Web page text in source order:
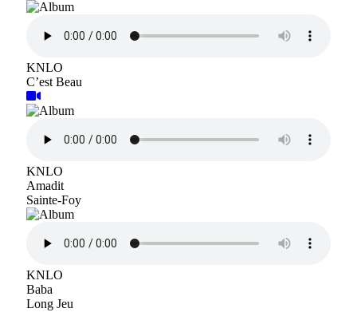
KNLO
C’est Beau
KNLO
Amadit
Sainte-Foy
KNLO
Baba
Long Jeu